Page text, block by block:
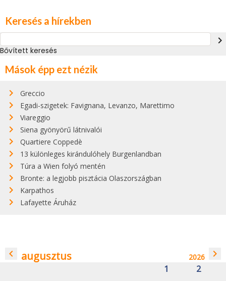
Keresés a hírekben
navigate_next
Bővített keresés
Mások épp ezt nézik
Greccio
Egadi-szigetek: Favignana, Levanzo, Marettimo
Viareggio
Siena gyönyörű látnivalói
Quartiere Coppedè
13 különleges kirándulóhely Burgenlandban
Túra a Wien folyó mentén
Bronte: a legjobb pisztácia Olaszországban
Karpathos
Lafayette Áruház
navigate_before augusztus 2026 navigate_next
1
2